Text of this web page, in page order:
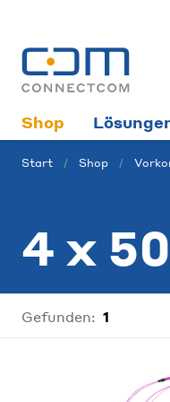
Shop
Start Shop
4 x
Gefunden: 1